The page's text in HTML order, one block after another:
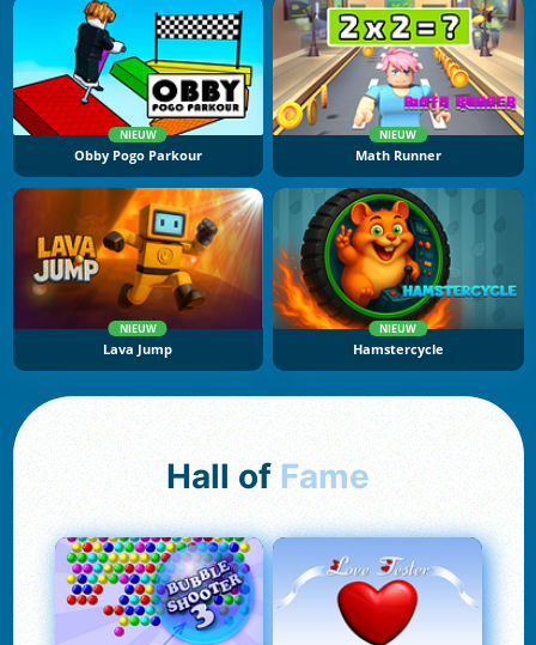
NIEUW
Obby Pogo Parkour
NIEUW
Math Runner
NIEUW
Lava Jump
NIEUW
Hamstercycle
Hall of Fame